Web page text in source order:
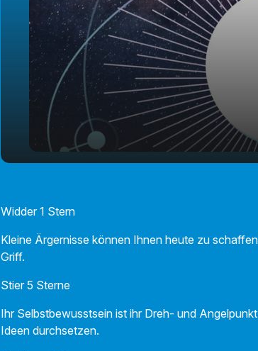
Widder 1 Stern
Kleine Ärgernisse können Ihnen heute zu
Griff.
Stier 5 Sterne
Ihr Selbstbewusstsein ist ihr Dreh- und
Ideen durchsetzen.